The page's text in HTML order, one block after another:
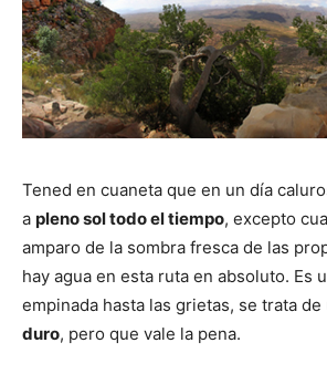
Tened en cuaneta que en un día
a pleno sol todo el tiempo, excepto
amparo de la sombra fresca de las
hay agua en esta ruta en absoluto. Es
empinada hasta las grietas, se trata de
duro, pero que vale la pena.